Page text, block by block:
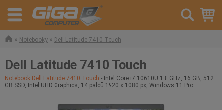
» Notebooky » Dell Latitude 7410 Touch
Dell Latitude 7410 Touch
Notebook Dell Latitude 7410 Touch - Intel Core i7 10610U 1.8 GHz, 16 GB, 512
GB SSD, Intel UHD Graphics, 14 palců 1920 x 1080 px, Windows 11 Pro